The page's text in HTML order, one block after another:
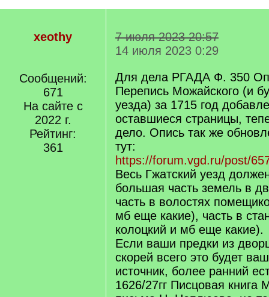
xeothy
Сообщений:
671
На сайте с
2022 г.
Рейтинг:
361
7 июля 2023 20:57
14 июля 2023 0:29
Для дела РГАДА Ф. 350
Перепись Можайского (и
уезда) за 1715 год
оставшиеся страницы,
дело. Опись так же
тут:
https://forum.vgd.ru/post/
Весь Гжатский уезд
большая часть земель в
часть в волостях
мб еще какие), часть в
колоцкий и мб еще какие).
Если ваши предки из
скорей всего это будет
источник, более ранний
1626/27гг Писцовая книга